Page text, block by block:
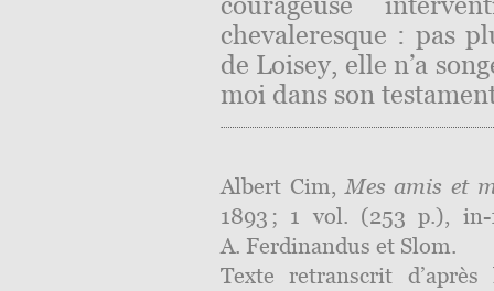
chevaleresque : pas
de Loisey, elle n’a
moi dans son
Albert Cim,Mes amis et
1893 ; 1 vol. (253 p.), in-
A. Ferdinandus et Slom.
Texte retranscrit